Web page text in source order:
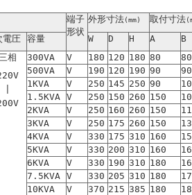
端子
形状
外形寸法(mm) 取付寸法
電圧 容量 W D H A B
相
300VA V 180 120 180 80 80
500VA V 190 120 190 90 90
1KVA V 250 145 250 90
1.5KVA V 250 150 260 150
2KVA V 250 160 260 150
3KVA V 250 175 260 150
4KVA V 330 175 310 160
5KVA V 330 200 310 160
6KVA V 330 190 310 180
7.5KVA V 330 205 310 180
10KVA V 370 215 385 180